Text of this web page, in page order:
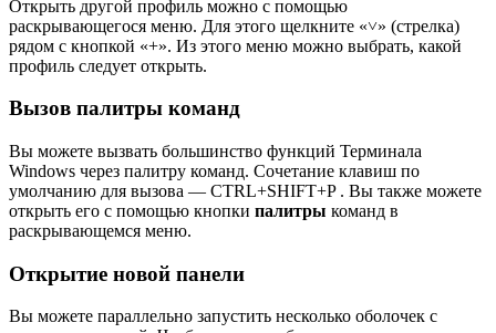
Открыть другой профиль можно с помощью
раскрывающегося меню. Для этого щелкните «˅» (стрелка)
рядом с кнопкой «+». Из этого меню можно выбрать, какой
профиль следует открыть.
Вызов палитры команд
Вы можете вызвать большинство функций Терминала
Windows через палитру команд. Сочетание клавиш по
умолчанию для вызова — CTRL+SHIFT+P . Вы также можете
открыть его с помощью кнопки палитры команд в
раскрывающемся меню.
Открытие новой панели
Вы можете параллельно запустить несколько оболочек с